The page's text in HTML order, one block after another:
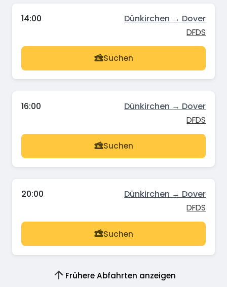
14:00 Dünkirchen → Dover
DFDS
Suchen
16:00 Dünkirchen → Dover
DFDS
Suchen
20:00 Dünkirchen → Dover
DFDS
Suchen
Frühere Abfahrten anzeigen